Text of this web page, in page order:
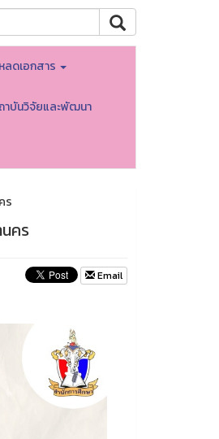
ลดเอกสาร
าบันวิจัยและพัฒนา
ร
คร
Email